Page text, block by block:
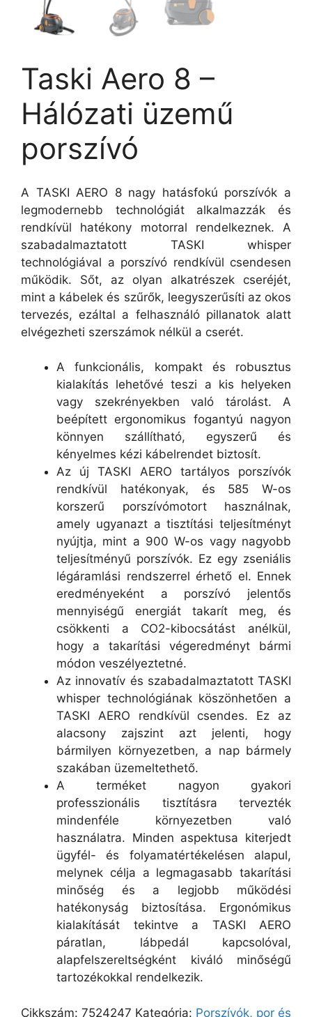
Taski Aero 8 –
Hálózati üzemű
porszívó
A TASKI AERO 8 nagy hatásfokú porszívók a
legmodernebb technológiát alkalmazzák és
rendkívül hatékony motorral rendelkeznek. A
szabadalmaztatott TASKI whisper
technológiával a porszívó rendkívül csendesen
működik. Sőt, az olyan alkatrészek cseréjét,
mint a kábelek és szűrők, leegyszerűsíti az okos
tervezés, ezáltal a felhasználó pillanatok alatt
elvégezheti szerszámok nélkül a cserét.
A funkcionális, kompakt és robusztus
kialakítás lehetővé teszi a kis helyeken
vagy szekrényekben való tárolást. A
beépített ergonomikus fogantyú nagyon
könnyen szállítható, egyszerű és
kényelmes kézi kábelrendet biztosít.
Az új TASKI AERO tartályos porszívók
rendkívül hatékonyak, és 585 W-os
korszerű porszívómotort használnak,
amely ugyanazt a tisztítási teljesítményt
nyújtja, mint a 900 W-os vagy nagyobb
teljesítményű porszívók. Ez egy zseniális
légáramlási rendszerrel érhető el. Ennek
eredményeként a porszívó jelentős
mennyiségű energiát takarít meg, és
csökkenti a CO2-kibocsátást anélkül,
hogy a takarítási végeredményt bármi
módon veszélyeztetné.
Az innovatív és szabadalmaztatott TASKI
whisper technológiának köszönhetően a
TASKI AERO rendkívül csendes. Ez az
alacsony zajszint azt jelenti, hogy
bármilyen környezetben, a nap bármely
szakában üzemeltethető.
A terméket nagyon gyakori
professzionális tisztításra tervezték
mindenféle környezetben való
használatra. Minden aspektusa kiterjedt
ügyfél- és folyamatértékelésen alapul,
melynek célja a legmagasabb takarítási
minőség és a legjobb működési
hatékonyság biztosítása. Ergonómikus
kialakítását tekintve a TASKI AERO
páratlan, lábpedál kapcsolóval,
alapfelszereltségként kiváló minőségű
tartozékokkal rendelkezik.
Cikkszám: 7524247 Kategória: Porszívók, por és